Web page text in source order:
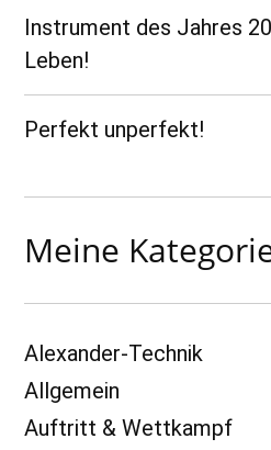
Instrument des Jahres
Leben!
Perfekt unperfekt!
Meine
Alexander-Technik
Allgemein
Auftritt & Wettkampf